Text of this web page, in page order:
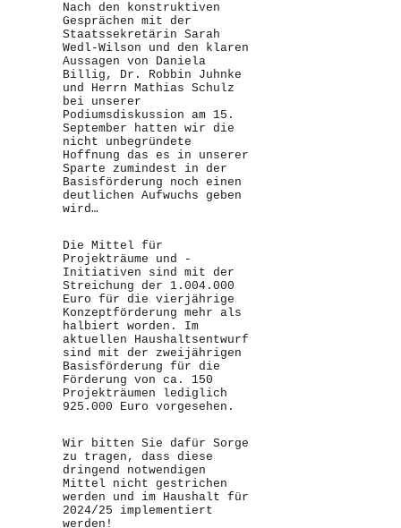
Nach den konstruktiven
Gesprächen mit der
Staatssekretärin Sarah
Wedl-Wilson und den klaren
Aussagen von Daniela
Billig, Dr. Robbin Juhnke
und Herrn Mathias Schulz
bei unserer
Podiumsdiskussion am 15.
September hatten wir die
nicht unbegründete
Hoffnung das es in unserer
Sparte zumindest in der
Basisförderung noch einen
deutlichen Aufwuchs geben
wird…
Die Mittel für
Projekträume und -
Initiativen sind mit der
Streichung der 1.004.000
Euro für die vierjährige
Konzeptförderung mehr als
halbiert worden. Im
aktuellen Haushaltsentwurf
sind mit der zweijährigen
Basisförderung für die
Förderung von ca. 150
Projekträumen lediglich
925.000 Euro vorgesehen.
Wir bitten Sie dafür Sorge
zu tragen, dass diese
dringend notwendigen
Mittel nicht gestrichen
werden und im Haushalt für
2024/25 implementiert
werden!